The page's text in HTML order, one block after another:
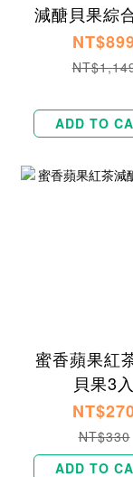
減醣貝果綜
ADD TO
蜜香蘋果紅
貝果3入
NT$330
ADD TO